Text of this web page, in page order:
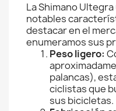
La Shimano
notables
destacar en el
enumeramos sus
Peso ligero:
palancas),
ciclistas que
sus bicicletas.